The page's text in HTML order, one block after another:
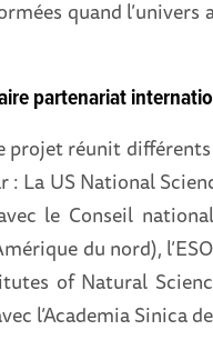
quand
partenariat
projet réunit
: La US National
le Conseil
du nord),
of Natural
l’Academia Sinica